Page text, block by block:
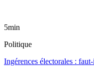
5min
Politique
Ingérences électorales :